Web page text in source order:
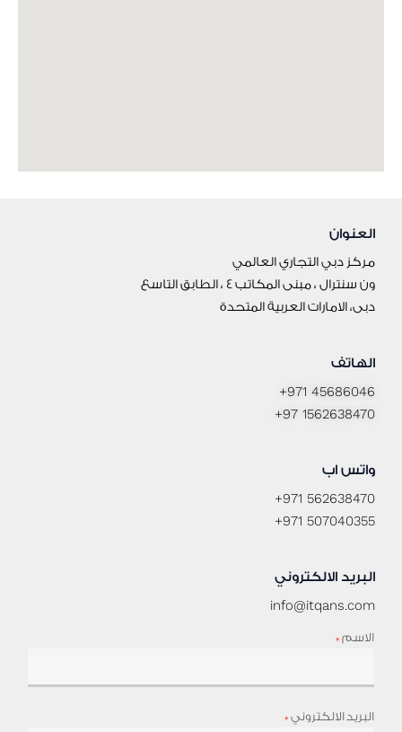
الاسم*
البريد الالكتروني*
العنوان
مركز دبي التجاري العالمي
ون سنترال ، مبنى المكاتب 4 ، الطابق التاسع
دبى، الامارات العربية المتحدة
الهاتف
+971 45686046
+97 1562638470
واتس اب
+971 562638470
+971 507040355
البريد الالكتروني
info@itqans.com